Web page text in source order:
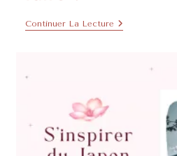
Continuer La Lecture